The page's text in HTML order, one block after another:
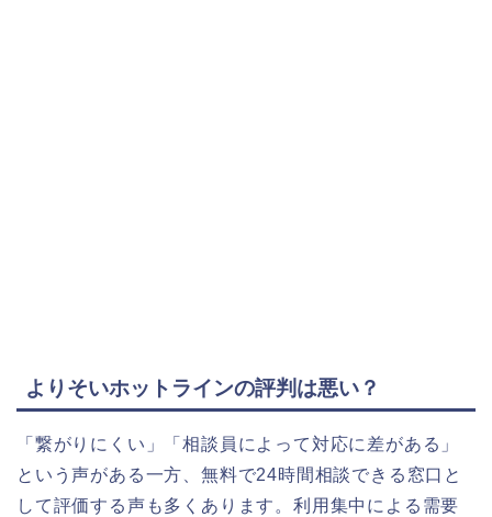
よりそいホットラインの評判は悪い？
「繋がりにくい」「相談員によって対応に差がある」
という声がある一方、無料で24時間相談できる窓口と
して評価する声も多くあります。利用集中による需要